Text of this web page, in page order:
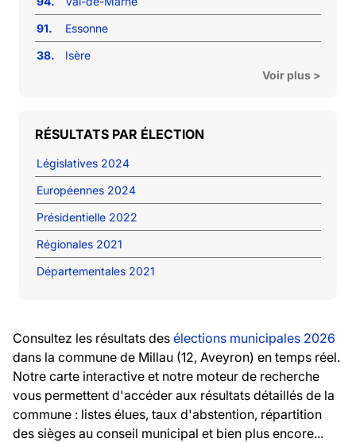
91.
Essonne
38.
Isère
Voir plus >
RÉSULTATS PAR ÉLECTION
Législatives 2024
Européennes 2024
Présidentielle 2022
Régionales 2021
Départementales 2021
Consultez les résultats des élections municipales 2026
dans la commune de Millau (12, Aveyron) en temps réel.
Notre carte interactive et notre moteur de recherche
vous permettent d'accéder aux résultats détaillés de la
commune : listes élues, taux d'abstention, répartition
des sièges au conseil municipal et bien plus encore...